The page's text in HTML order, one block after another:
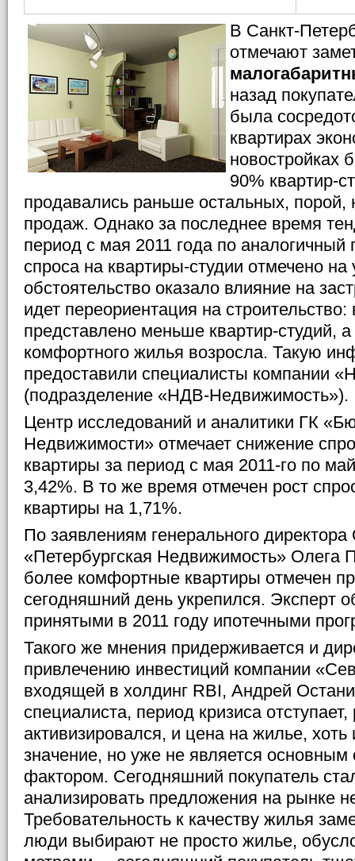
В Санкт-
отмечают
назад
была
квартирах
новостройках
90% квартир-
продавались раньше остальных, порой,
продаж. Однако за последнее время
период с мая 2011 года по аналогичный
спроса на квартиры-студии отмечено
обстоятельство оказало влияние на
идет переориентация на
представлено меньше квартир-студий,
комфортного жилья возросла. Такую
предоставили специалисты компании
(подразделение «НДВ-Недвижимость»).
Центр исследований и аналитики ГК
Недвижимости» отмечает снижение
квартиры за период с мая 2011-го по
3,42%. В то же время отмечен рост
квартиры на 1,71%.
По заявлениям генерального
«Петербургская Недвижимость» Олега
более комфортные квартиры отмечен
сегодняшний день укрепился. Эксперт
принятыми в 2011 году ипотечными
Такого же мнения придерживается и
привлечению инвестиций компании
входящей в холдинг RBI, Андрей
специалиста, период кризиса
активизировался, и цена на жилье,
значение, но уже не является
фактором. Сегодняшний покупатель
анализировать предложения на рынке
Требовательность к качеству жилья
люди выбирают не просто жилье,